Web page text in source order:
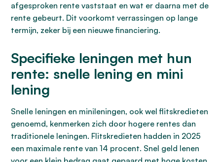
afgesproken rente vaststaat en wat er daarna met de
rente gebeurt. Dit voorkomt verrassingen op lange
termijn, zeker bij een nieuwe financiering.
Specifieke leningen met hun
rente: snelle lening en mini
lening
Snelle leningen en minileningen, ook wel flitskredieten
genoemd, kenmerken zich door hogere rentes dan
traditionele leningen. Flitskredieten hadden in 2025
een maximale rente van 14 procent. Snel geld lenen